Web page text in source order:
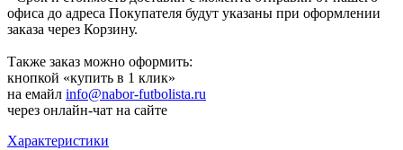
офиса до адреса Покупателя будут указаны при оформлении
заказа через Корзину.
Также заказ можно оформить:
кнопкой «купить в 1 клик»
на емайл info@nabor-futbolista.ru
через онлайн-чат на сайте
Характеристики